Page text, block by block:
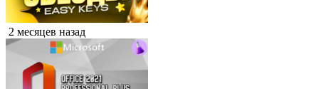
2 месяцев назад